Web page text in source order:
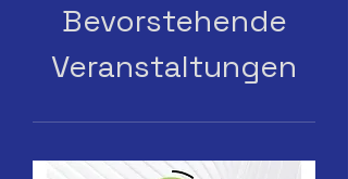
Bevorstehende
Veranstaltungen